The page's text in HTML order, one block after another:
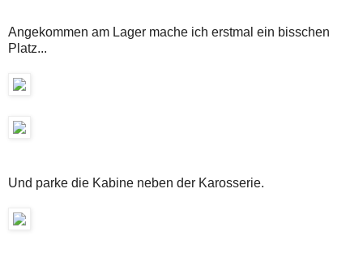
Angekommen am Lager mache ich erstmal ein bisschen
Platz...
Und parke die Kabine neben der Karosserie.